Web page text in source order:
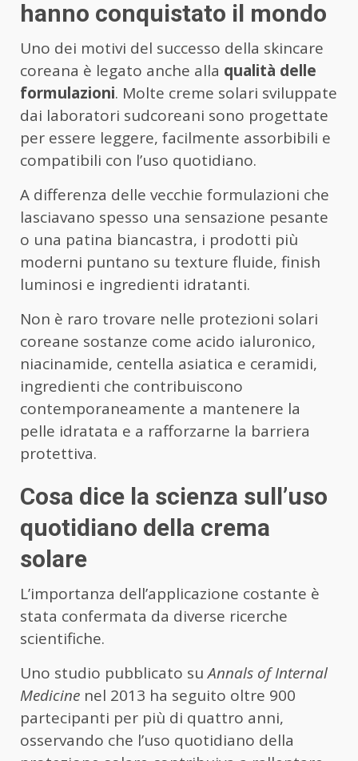
hanno conquistato il mondo
Uno dei motivi del successo della skincare
coreana è legato anche alla qualità delle
formulazioni. Molte creme solari sviluppate
dai laboratori sudcoreani sono progettate
per essere leggere, facilmente assorbibili e
compatibili con l’uso quotidiano.
A differenza delle vecchie formulazioni che
lasciavano spesso una sensazione pesante
o una patina biancastra, i prodotti più
moderni puntano su texture fluide, finish
luminosi e ingredienti idratanti.
Non è raro trovare nelle protezioni solari
coreane sostanze come acido ialuronico,
niacinamide, centella asiatica e ceramidi,
ingredienti che contribuiscono
contemporaneamente a mantenere la
pelle idratata e a rafforzarne la barriera
protettiva.
Cosa dice la scienza sull’uso
quotidiano della crema
solare
L’importanza dell’applicazione costante è
stata confermata da diverse ricerche
scientifiche.
Uno studio pubblicato suAnnals of Internal
Medicine nel 2013 ha seguito oltre 900
partecipanti per più di quattro anni,
osservando che l’uso quotidiano della